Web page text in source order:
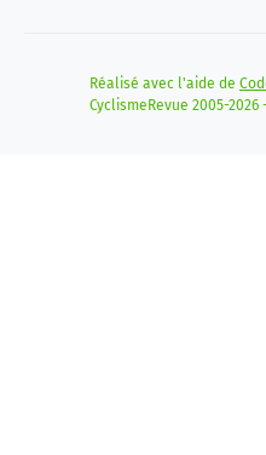
Réalisé avec l'aide de
CyclismeRevue 2005-2026